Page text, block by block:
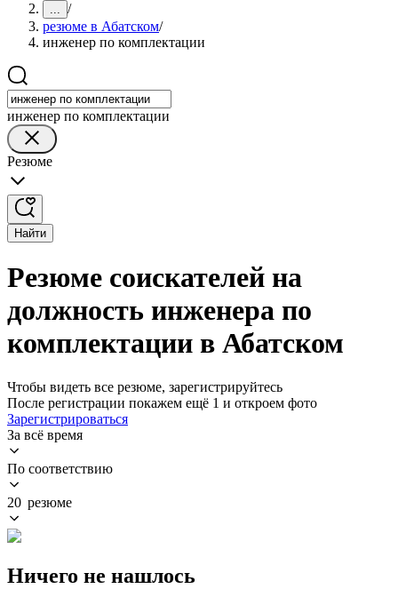
... /
резюме в Абатском/
инженер по комплектации
инженер по комплектации
Резюме
Найти
Резюме соискателей на
должность инженера по
комплектации в Абатском
Чтобы видеть все резюме, зарегистрируйтесь
После регистрации покажем ещё 1 и откроем фото
Зарегистрироваться
За всё время
По соответствию
20 резюме
Ничего не нашлось